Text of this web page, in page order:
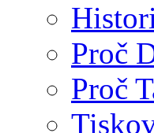
Proč
Proč